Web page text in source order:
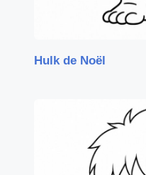
Hulk de Noël